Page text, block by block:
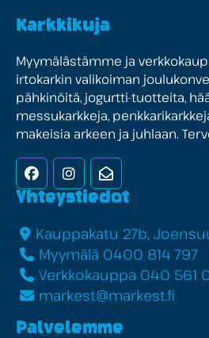
Karkkikuja
Myymälästämme ja
irtokarkin valikoiman
pähkinöitä, jogurtti-tuotteita,
messukarkkeja,
makeisia arkeen ja juhlaan.
FacebookInstagramUutiskirje
Yhteystiedot
Kauppakatu 27b,
Myymälä 0400 814 797
Verkkokauppa 040 561
markest@markest.fi
Palvelemme